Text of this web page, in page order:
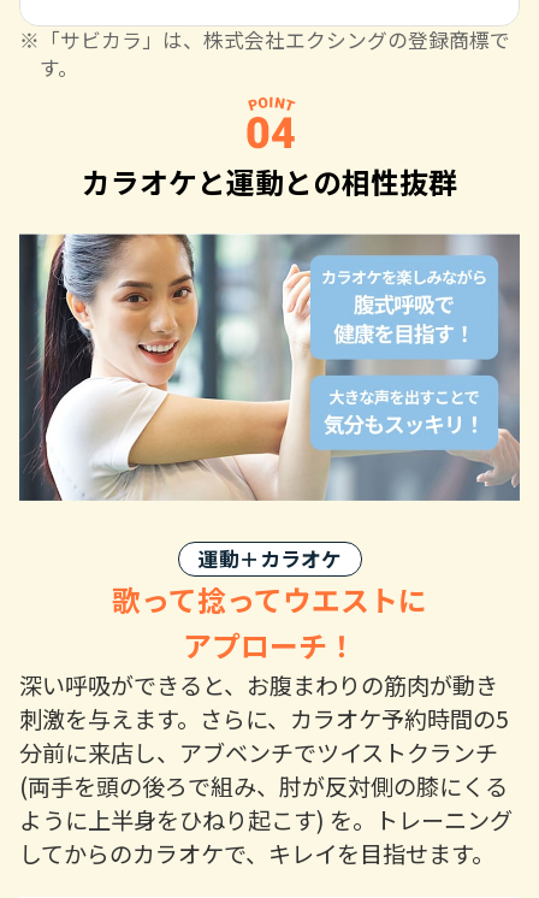
「サビカラ」は、株式会社エクシングの登録商標で
す。
カラオケと運動との相性抜群
運動＋ カラオケ
歌って捻ってウエストに
アプローチ！
深い呼吸ができると、お腹まわりの筋肉が動き
刺激を与えます。さらに、カラオケ予約時間の5
分前に来店し、アブベンチでツイストクランチ
(両手を頭の後ろで組み、肘が反対側の膝にくる
ように上半身をひねり起こす) を。トレーニング
してからのカラオケで、キレイを目指せます。